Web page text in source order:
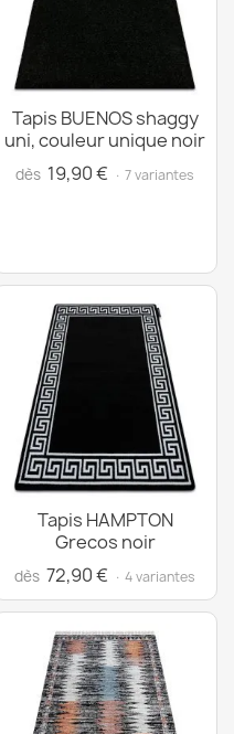
Tapis BUENOS shaggy
uni, couleur unique noir
dès 19,90 € · 7 variantes
Tapis HAMPTON
Grecos noir
dès 72,90 € · 4 variantes